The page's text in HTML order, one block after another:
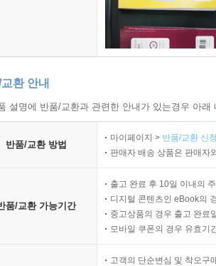
환 안내
설명에 반품/교환과 관련한 안내가 있는경우 아
반품/교환 방법
마이페이지 > 반품/교환 신
판매자 배송 상품은 판매자
품/교환 가능기간
출고 완료 후 10일 이내의
디지털 콘텐츠인 eBook의
중고상품의 경우 출고 완료
모바일 쿠폰의 경우 유효기
고객의 단순변심 및 착오구